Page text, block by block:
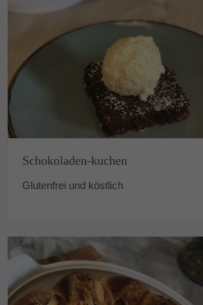
Schokoladen-kuchen
Glutenfrei und köstlich